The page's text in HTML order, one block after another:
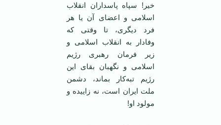
خیر! سپاه پاسداران انقلاب
اسلامی و اعضای آن یا هر
فرد دیگری، تا وقتی که
وفادار به انقلاب اسلامی و
زیر فرمان رهبری رژیم
اسلامی و نگهبان بقای این
رژیم تبه‌کار بماند، دشمن
ملت ایران است، نه زاییده و
مولود او!